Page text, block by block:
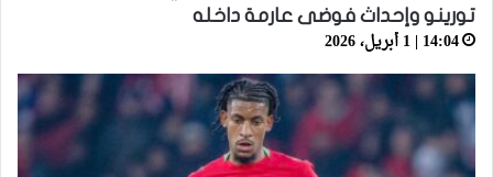
تورينو وإحداث فوضى عارمة داخله
14:04 | 1 أبريل، 2026